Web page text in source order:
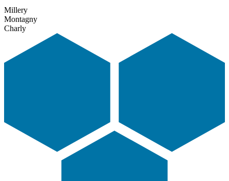
Millery
Montagny
Charly